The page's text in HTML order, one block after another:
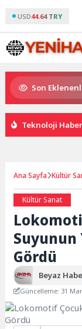
USD44.64 TRY
Son
Teknoloji Üssü
Teknoloji
Ana Sayfa Kültür
Kültür Sanat
Gördü
Beyaz
Güncelleme: 31